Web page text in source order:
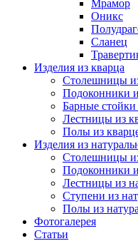
Мрамор
Оникс
Сланец
Изделия из кварца
Столешницы из
Подоконники
Барные стойки
Лестницы из
Полы из
Изделия из
Столешницы
Подоконники
Лестницы из
Ступени из
Полы из
Фотогалерея
Статьи